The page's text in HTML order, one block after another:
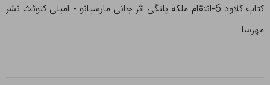
کتاب کلاود 6-انتقام ملکه پلنگی اثر جانی مارسیانو - امیلی کنوئث نشر
مهرسا